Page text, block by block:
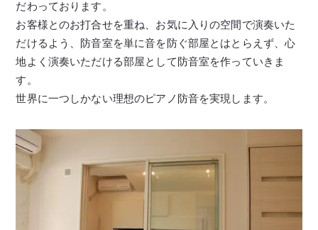
だわっております。
お客様とのお打合せを重ね、お気に入りの空間で演奏いた
だけるよう、防音室を単に音を防ぐ部屋とはとらえず、心
地よく演奏いただける部屋として防音室を作っていきま
す。
世界に一つしかない理想のピアノ防音を実現します。